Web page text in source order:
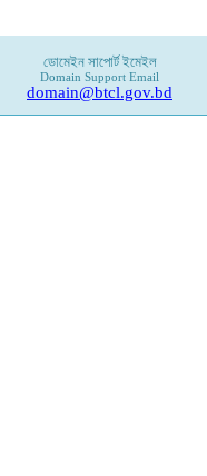
ডোমেইন সাপোর্ট ইমেইল
Domain Support Email
domain@btcl.gov.bd